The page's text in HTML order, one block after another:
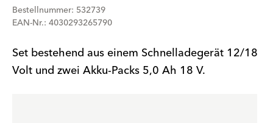
Bestellnummer: 532739
EAN-Nr.: 4030293265790
Set bestehend aus einem Schnelladegerät 12/18
Volt und zwei Akku-Packs 5,0 Ah 18 V.